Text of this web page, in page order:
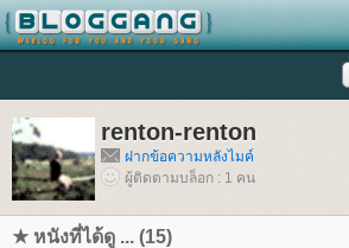
renton-renton
ฝากข้อความหลังไมค์
ผู้ติดตามบล็อก : 1 คน
★ หนังที่ได้ดู ... (15)